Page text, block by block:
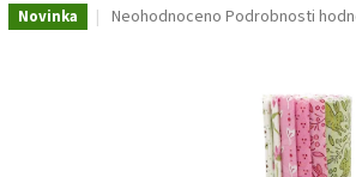
Novinka
Průměrné
Neohodnoceno Podrobnosti